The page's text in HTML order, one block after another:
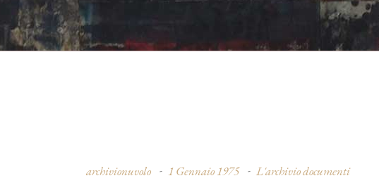
archivionuvolo 1 Gennaio 1975 L'archivio documenti